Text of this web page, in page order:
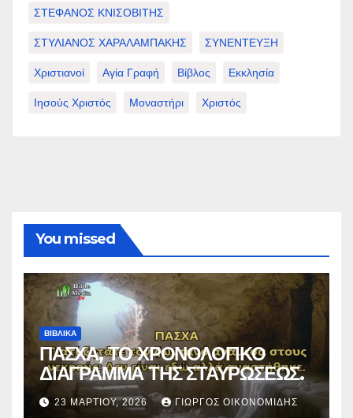
ΣΤΕΦΑΝΟΣ ΚΝΙΣΟΒΙΤΗΣ
ΣΤΥΛΙΑΝΟΣ ΧΑΡΑΛΑΜΠΑΚΗΣ ΣΥΝΕΝΤΕΥΞΗ
Χριστιανοί Αγία Γραφή Βίβλος Εκκλησία
Ιησούς Χριστός Μοναστήρι Χριστός
You missed
ΒΙΒΛΙΚΑ
ΠΑΣΧΑ, ΤΟ ΧΡΟΝΟΛΟΓΙΚΟ
ΔΙΑΓΡΑΜΜΑ ΤΗΣ ΣΤΑΥΡΩΣΕΩΣ.
23 ΜΑΡΤΊΟΥ, 2026 ΓΙΏΡΓΟΣ ΟΙΚΟΝΟΜΊΔΗΣ